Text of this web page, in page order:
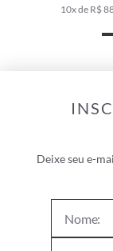
10x de R$
Deixe seu e-